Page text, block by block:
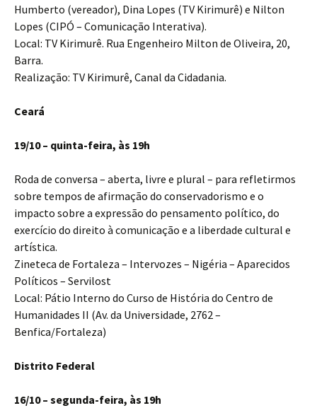
Humberto (vereador), Dina Lopes (TV Kirimurê) e Nilton
Lopes (CIPÓ – Comunicação Interativa).
Local: TV Kirimurê. Rua Engenheiro Milton de Oliveira, 20,
Barra.
Realização: TV Kirimurê, Canal da Cidadania.
Ceará
19/10 – quinta-feira, às 19h
Roda de conversa – aberta, livre e plural – para refletirmos
sobre tempos de afirmação do conservadorismo e o
impacto sobre a expressão do pensamento político, do
exercício do direito à comunicação e a liberdade cultural e
artística.
Zineteca de Fortaleza – Intervozes – Nigéria – Aparecidos
Políticos – Servilost
Local: Pátio Interno do Curso de História do Centro de
Humanidades II (Av. da Universidade, 2762 –
Benfica/Fortaleza)
Distrito Federal
16/10 – segunda-feira, às 19h